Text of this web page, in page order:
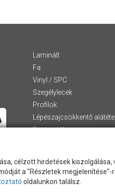
Laminált
Fa
Vinyl / SPC
Szegélylecek
Profilok
Lépészajcsökkentő
Ragasztók
célzott hirdetések
a "Részletek
oldalunkon találsz.